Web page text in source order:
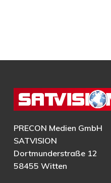
PRECON Medien GmbH
SATVISION
Dortmunderstraße 12
58455 Witten